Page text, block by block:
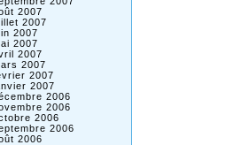
2007
2007
2007
2007
2007
2007
2007
2007
2006
2006
2006
2006
2006